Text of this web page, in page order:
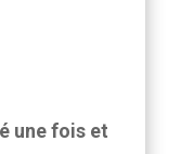
une fois et